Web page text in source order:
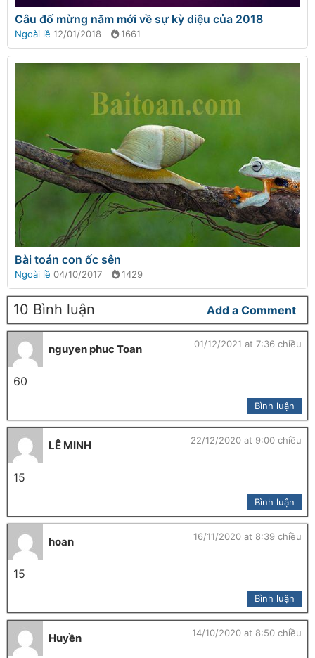
Câu đố mừng năm mới về sự kỳ diệu của 2018
Ngoài lề 12/01/2018 1661
Bài toán con ốc sên
Ngoài lề 04/10/2017 1429
10 Bình luận Add a Comment
nguyen phuc Toan 01/12/2021 at 7:36 chiều
60
Bình luận
LÊ MINH 22/12/2020 at 9:00 chiều
15
Bình luận
hoan 16/11/2020 at 8:39 chiều
15
Bình luận
Huyền 14/10/2020 at 8:50 chiều